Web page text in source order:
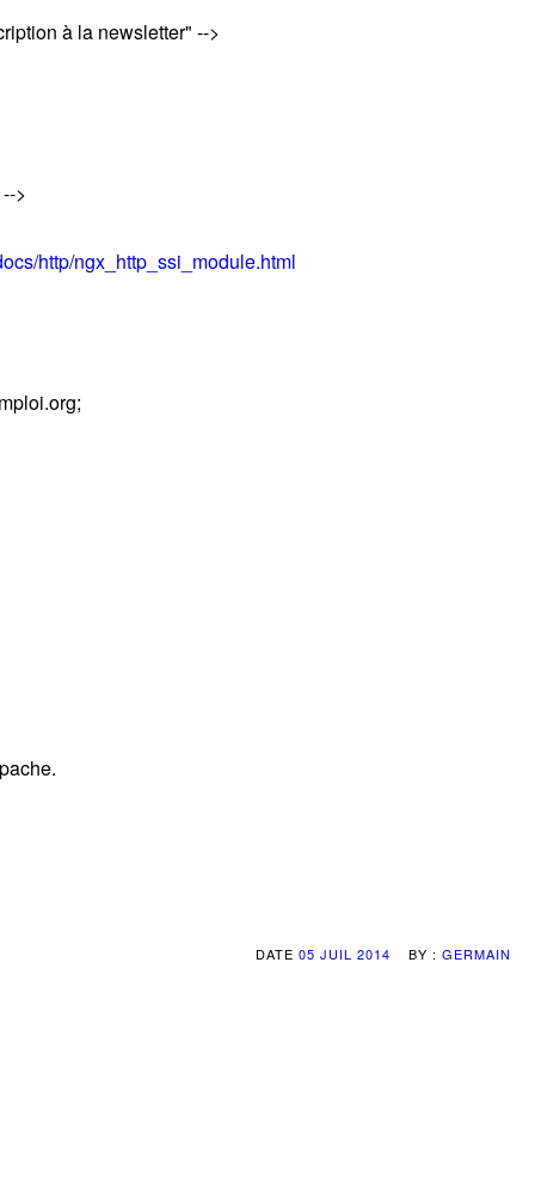
à la newsletter" -->
>
http/ngx_http_ssi_module.html
DATE 05 JUIL 2014 BY : GERMAIN